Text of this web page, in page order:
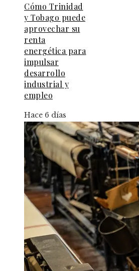
Cómo Trinidad
y Tobago puede
aprovechar su
renta
energética para
impulsar
desarrollo
industrial y
empleo
Hace 6 días